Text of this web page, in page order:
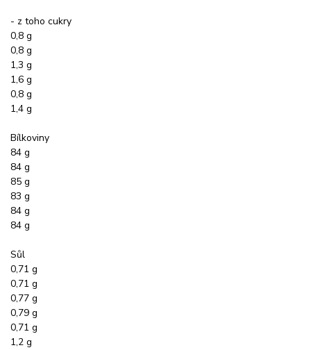
- z toho cukry
0,8 g
0,8 g
1,3 g
1,6 g
0,8 g
1,4 g
Bílkoviny
84 g
84 g
85 g
83 g
84 g
84 g
Sůl
0,71 g
0,71 g
0,77 g
0,79 g
0,71 g
1,2 g